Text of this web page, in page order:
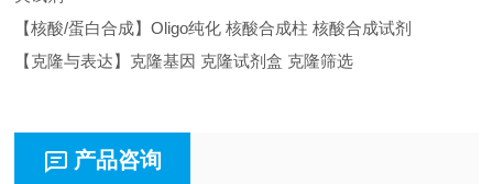
【核酸/蛋白合成】Oligo纯化 核酸合成柱 核酸合成试剂
【克隆与表达】克隆基因 克隆试剂盒 克隆筛选
产品咨询